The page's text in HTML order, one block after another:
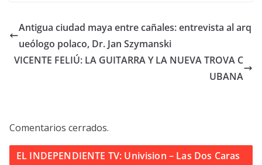
Antigua ciudad maya entre cañales: entrevista al arq
ueólogo polaco, Dr. Jan Szymanski
VICENTE FELIÚ: LA GUITARRA Y LA NUEVA TROVA C
UBANA
Comentarios cerrados.
EL INDEPENDIENTE TV: Univision – Las Dos Caras